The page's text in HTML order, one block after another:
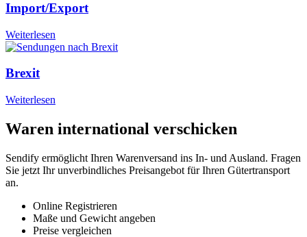
Import/Export
Weiterlesen
Brexit
Weiterlesen
Waren international verschicken
Sendify ermöglicht Ihren Warenversand ins In- und Ausland. Fragen
Sie jetzt Ihr unverbindliches Preisangebot für Ihren Gütertransport
an.
Online Registrieren
Maße und Gewicht angeben
Preise vergleichen